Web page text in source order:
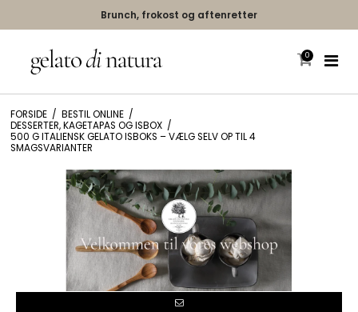
Ægte gelato håndlavet i Italien
0
Gavekort
Brunch,
Depositum - isbar
FORSIDE / BESTIL ONLINE /
DESSERTER, KAGETAPAS OG ISBOX /
500 G ITALIENSK GELATO ISBOKS – VÆLG SELV OP TIL 4
SMAGSVARIANTER